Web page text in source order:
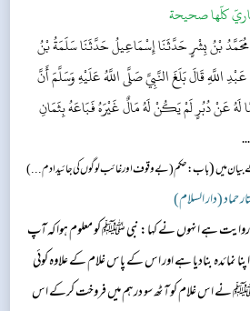
كلّها صحيحة
بْنُ بِشْرٍ حَدَّثَنَا إِسْمَاعِيلُ حَدَّثَنَا سَلَمَةُ بْنُ
قَالَ بَلَغَ النَّبِيَّ صَلَّى اللَّهُ عَلَيْهِ وَسَلَّمَ أَنَّ
عَنْ دُبُرٍ لَمْ يَكُنْ لَهُ مَالٌ غَيْرَهُ فَبَاعَهُ بِثَمَانِ
میں(باب : حکم ( بے وقوف اور غائب لوگوں کی جائیداد م...)
سے روایت ہے انہوں نے کہا: نبی ﷺ کو معلوم ہوا کہ آپ
نمائدہ بنادیا ہے اور اس کے پاس غلام کے علاوہ کوئی
ﷺ نے اس غلام کو آٹھ سو درہم میں فروخت کرکے اس